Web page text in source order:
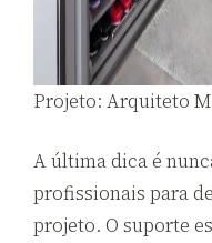
Projeto: Arquiteto
A última dica é
profissionais para
projeto. O suporte